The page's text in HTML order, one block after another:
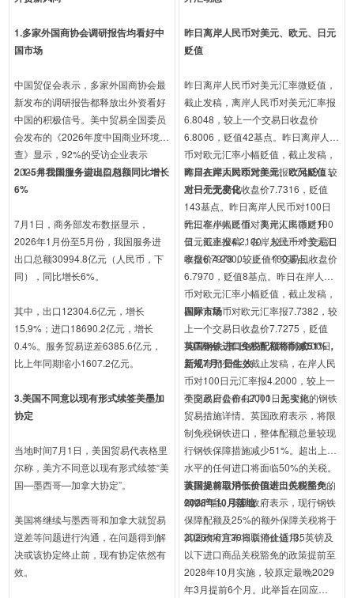
1.多家外国商协会调研报告均看好中
国市场
中国贸促会表示，多家外国商协会最
新发布的调研报告都释放出外资看好
中国的积极信号。美中贸易全国委员
会发布的《2026年度中国商业环境调
查》显示，92%的受访企业表示
2025年在华业务实现盈利。
2.1-5月我国服务进出口总额同比增长
6%
7月1日，商务部发布数据显示，
2026年1月份至5月份，我国服务进
出口总额30994.8亿元（人民币，下
同），同比增长6%。
其中，出口12304.6亿元，增长
15.9%；进口18690.2亿元，增长
0.4%。服务贸易逆差6385.6亿元，
比上年同期缩小1607.2亿元。
3.美国不同意以现有形式续签美墨加
协定
当地时间7月1日，美国贸易代表格里
尔称，美方不同意以现有形式续签“美
国—墨西哥—加拿大协定”。
美国将继续与墨西哥和加拿大就贸易
逆差等问题进行沟通，在问题得到解
决或该协定终止前，现有协定依然有
效。
昨日离岸人民币对美元、欧元、日元
贬值
昨日离岸人民币对美元汇率微贬值，
截止发稿，离岸人民币对美元汇率报
6.8048，较上一个交易日收盘价
6.8006，贬值42基点。昨日离岸人民
币对欧元汇率小幅贬值，截止发稿，
离岸人民币对欧元汇率报7.7459，较
上一个交易日收盘价7.7316，贬值
143基点。昨日离岸人民币对100日
元汇率小幅贬值，离岸人民币对100
日元汇率报4.2100，较上一个交易日
收盘价4.2000，贬值100基点。
昨日在岸人民币对美元、欧元贬值，
对日元无变化
昨日在岸人民币对美元汇率微贬升
值，截止发稿，在岸人民币对美元汇
率报6.7978，较上一个交易日收盘价
6.7970，贬值8基点。昨日在岸人民
币对欧元汇率小幅贬值，截止发稿，
在岸人民币对欧元汇率报7.7382，较
上一个交易日收盘价7.7275，贬值
107基点。昨日在岸人民币对100日
元汇率无变化，截止发稿，在岸人民
币对100日元汇率报4.2000，较上一
个交易日盘价4.2000，无变化。
国际市场
英国钢铁进口免税配额将削减51%，
新规7月1日生效
英国政府公布自7月1日起实施的钢铁
贸易措施详情。英国政府表示，将限
制免税钢铁进口，整体配额总量较现
行钢铁保障措施减少51%。超出上述
水平的任何进口将面临50%的关税。
该措施将适用于英国本土也能生产的
钢铁产品。英国政府表示，现行钢铁
保障配额及25%的额外保障关税将于
2026年6月30日后停止适用。
英国提前取消低价值进口关税豁免，
2028年10月落地
英国政府宣布将取消价值135英镑及
以下进口商品关税豁免的政策提前至
2028年10月实施，较原定最晚2029
年3月提前6个月。此举旨在回应